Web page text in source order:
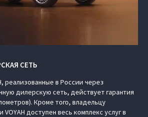
СЕТЬ
реализованные в России через
дилерскую сеть, действует гарантия
Кроме того, владельцу
доступен весь комплекс услуг в